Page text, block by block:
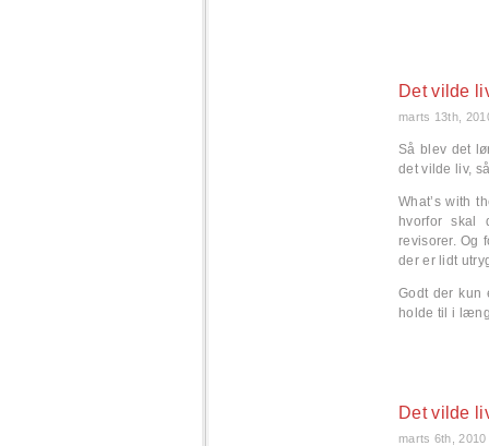
Det vilde
marts 13th,
Så blev det
det vilde liv,
What’s with
hvorfor skal
revisorer. Og
der er lidt
Godt der kun
holde til i
Det vilde
marts 6th, 2010